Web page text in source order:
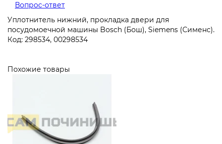
Вопрос-ответ
Уплотнитель нижний, прокладка двери для
посудомоечной машины Bosch (Бош), Siemens (Сименс).
Код: 298534, 00298534
Похожие товары